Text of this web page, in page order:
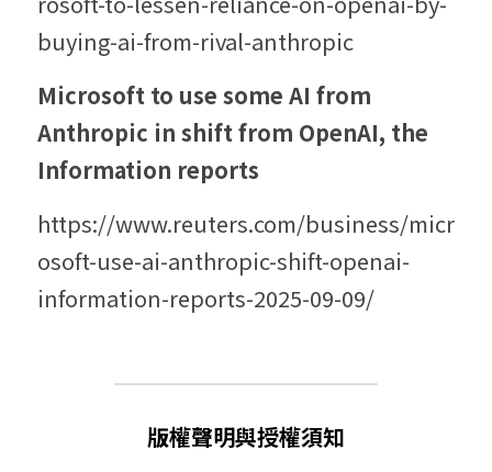
buying-ai-from-rival-anthropic
Microsoft to use some AI from
Anthropic in shift from OpenAI, the
Information reports
https://www.reuters.com/business/micr
osoft-use-ai-anthropic-shift-openai-
information-reports-2025-09-09/
版權聲明與授權須知